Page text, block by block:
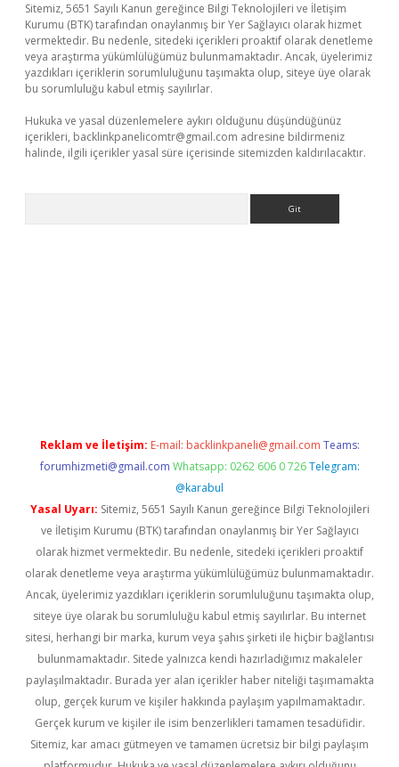
Sitemiz, 5651 Sayılı Kanun gereğince Bilgi Teknolojileri ve İletişim
Kurumu (BTK) tarafından onaylanmış bir Yer Sağlayıcı olarak hizmet
vermektedir. Bu nedenle, sitedeki içerikleri proaktif olarak denetleme
veya araştırma yükümlülüğümüz bulunmamaktadır. Ancak, üyelerimiz
yazdıkları içeriklerin sorumluluğunu taşımakta olup, siteye üye olarak
bu sorumluluğu kabul etmiş sayılırlar.
Hukuka ve yasal düzenlemelere aykırı olduğunu düşündüğünüz
içerikleri, backlinkpanelicomtr@gmail.com adresine bildirmeniz
halinde, ilgili içerikler yasal süre içerisinde sitemizden kaldırılacaktır.
Reklam ve İletişim: E-mail: backlinkpaneli@gmail.com Teams:
forumhizmeti@gmail.com Whatsapp: 0262 606 0 726 Telegram:
@karabul
Yasal Uyarı: Sitemiz, 5651 Sayılı Kanun gereğince Bilgi Teknolojileri
ve İletişim Kurumu (BTK) tarafından onaylanmış bir Yer Sağlayıcı
olarak hizmet vermektedir. Bu nedenle, sitedeki içerikleri proaktif
olarak denetleme veya araştırma yükümlülüğümüz bulunmamaktadır.
Ancak, üyelerimiz yazdıkları içeriklerin sorumluluğunu taşımakta olup,
siteye üye olarak bu sorumluluğu kabul etmiş sayılırlar. Bu internet
sitesi, herhangi bir marka, kurum veya şahıs şirketi ile hiçbir bağlantısı
bulunmamaktadır. Sitede yalnızca kendi hazırladığımız makaleler
paylaşılmaktadır. Burada yer alan içerikler haber niteliği taşımamakta
olup, gerçek kurum ve kişiler hakkında paylaşım yapılmamaktadır.
Gerçek kurum ve kişiler ile isim benzerlikleri tamamen tesadüfidir.
Sitemiz, kar amacı gütmeyen ve tamamen ücretsiz bir bilgi paylaşım